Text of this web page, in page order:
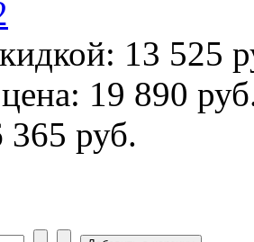
13 525
19 890
365 руб.